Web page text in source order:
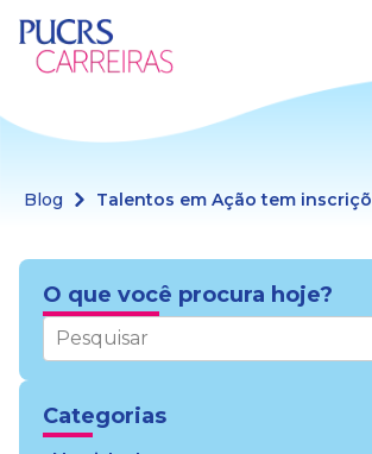
Blog Talentos em Ação tem
O que você procura hoje?
Pesquisar
Categorias